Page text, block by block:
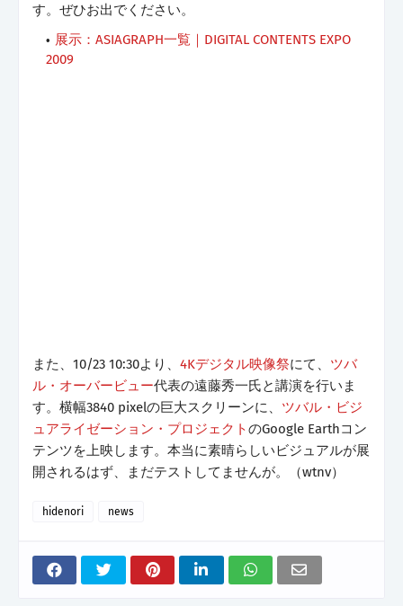
す。ぜひお出でください。
展示：ASIAGRAPH一覧｜DIGITAL CONTENTS EXPO
2009
また、10/23 10:30より、 4Kデジタル映像祭にて、 ツバ
ル・オーバービュー代表の遠藤秀一氏と講演を行いま
す。横幅3840 pixelの巨大スクリーンに、 ツバル・ビジ
ュアライゼーション・プロジェクトのGoogle Earthコン
テンツを上映します。本当に素晴らしいビジュアルが展
開されるはず、まだテストしてませんが。（wtnv）
hidenori news